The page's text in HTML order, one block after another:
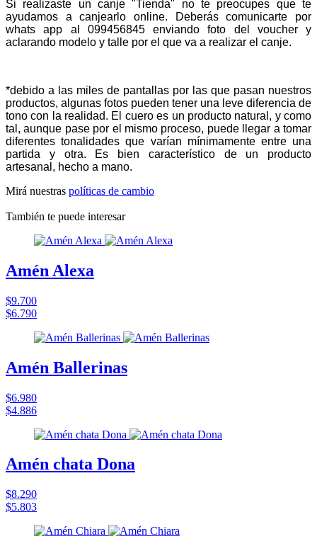
Si realizaste un canje "Tienda" no te preocupes que te
ayudamos a canjearlo online. Deberás comunicarte por
whats app al 099456845 enviando foto del voucher y
aclarando modelo y talle por el que va a realizar el canje.
*debido a las miles de pantallas por las que pasan nuestros
productos, algunas fotos pueden tener una leve diferencia de
tono con la realidad. El cuero es un producto natural, y como
tal, aunque pase por el mismo proceso, puede llegar a tomar
diferentes tonalidades que varían mínimamente entre una
partida y otra. Es bien característico de un producto
artesanal, hecho a mano.
Mirá nuestras políticas de cambio
También te puede interesar
Amén Alexa
$9.700
$6.790
Amén Ballerinas
$6.980
$4.886
Amén chata Dona
$8.290
$5.803